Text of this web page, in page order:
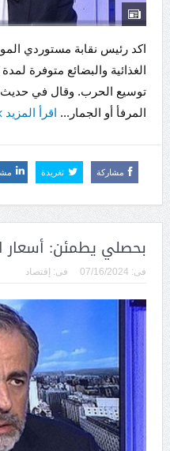
اكد رئيس نقابة مستوردي
توسيع الحرب. وقال في حديث
المرفأ أو الجمار... اقرأ المزيد
مشاركة تغريدة
بحصلي يطمئن: أسعار
فى: 07/16/2024 فى: إقتصاد